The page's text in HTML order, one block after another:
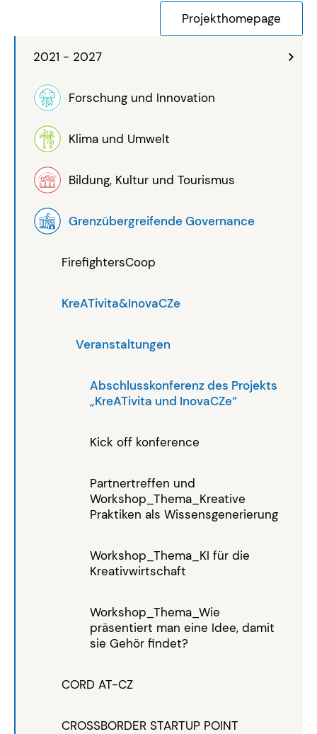
2021 - 2027
Forschung und Innovation
Klima und Umwelt
Bildung, Kultur und Tourismus
Grenzübergreifende Governance
FirefightersCoop
KreATivita&InovaCZe
Veranstaltungen
Abschlusskonferenz des Projekts
„KreATivita und InovaCZe“
Kick off konference
Partnertreffen und
Workshop_Thema_Kreative
Praktiken als Wissensgenerierung
Workshop_Thema_KI für die
Kreativwirtschaft
Workshop_Thema_Wie
präsentiert man eine Idee, damit
sie Gehör findet?
CORD AT-CZ
CROSSBORDER STARTUP POINT
Projekthomepage